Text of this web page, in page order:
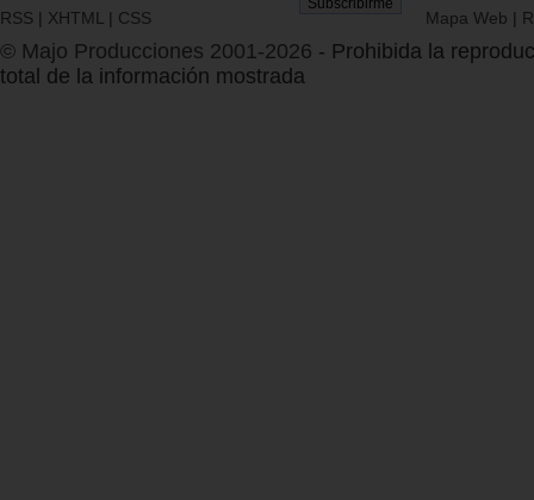
RSS | XHTML | CSS Mapa Web |
© Majo Producciones 2001-2026 - Prohibida la
total de la información mostrada